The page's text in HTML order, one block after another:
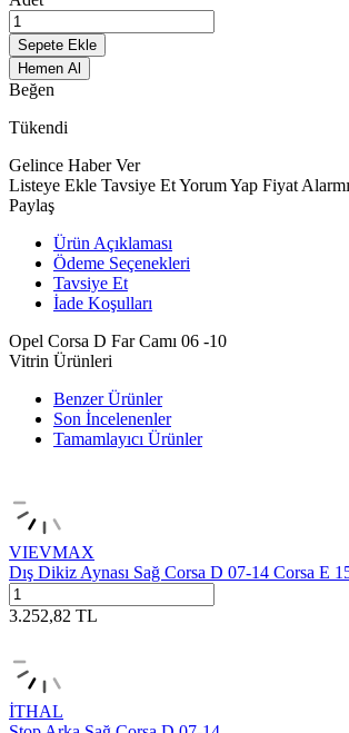
Sepete Ekle
Hemen Al
Beğen
Tükendi
Gelince Haber Ver
Listeye Ekle Tavsiye EtYorum Yap Fiyat Alarmı
Paylaş
Ürün Açıklaması
Ödeme Seçenekleri
Tavsiye Et
İade Koşulları
Opel Corsa D Far Camı 06 -10
Vitrin Ürünleri
Benzer Ürünler
Son İncelenenler
Tamamlayıcı Ürünler
VIEVMAX
Dış Dikiz Aynası Sağ Corsa D 07-14 Corsa E
3.252,82 TL
İTHAL